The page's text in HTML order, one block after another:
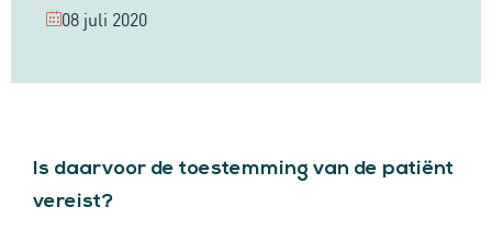
08 juli 2020
Is daarvoor de toestemming van de patiënt
vereist?